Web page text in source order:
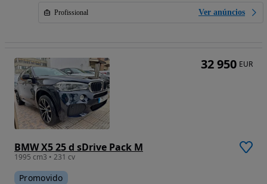
Profissional Ver anúncios
BMW X5 25 d sDrive Pack M
1995 cm3 • 231 cv
Promovido
32 950 EUR